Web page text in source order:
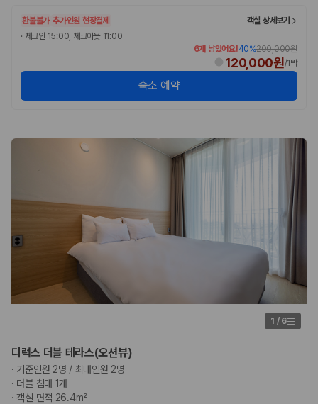
환불불가 추가인원 현장결제
객실 상세보기
· 체크인 15:00, 체크아웃 11:00
6개 남았어요!40%200,000원
120,000원/1박
숙소 예약
1 / 6
디럭스 더블 테라스(오션뷰)
· 기준인원 2명 / 최대인원 2명
· 더블 침대 1개
·객실 면적 26.4m²